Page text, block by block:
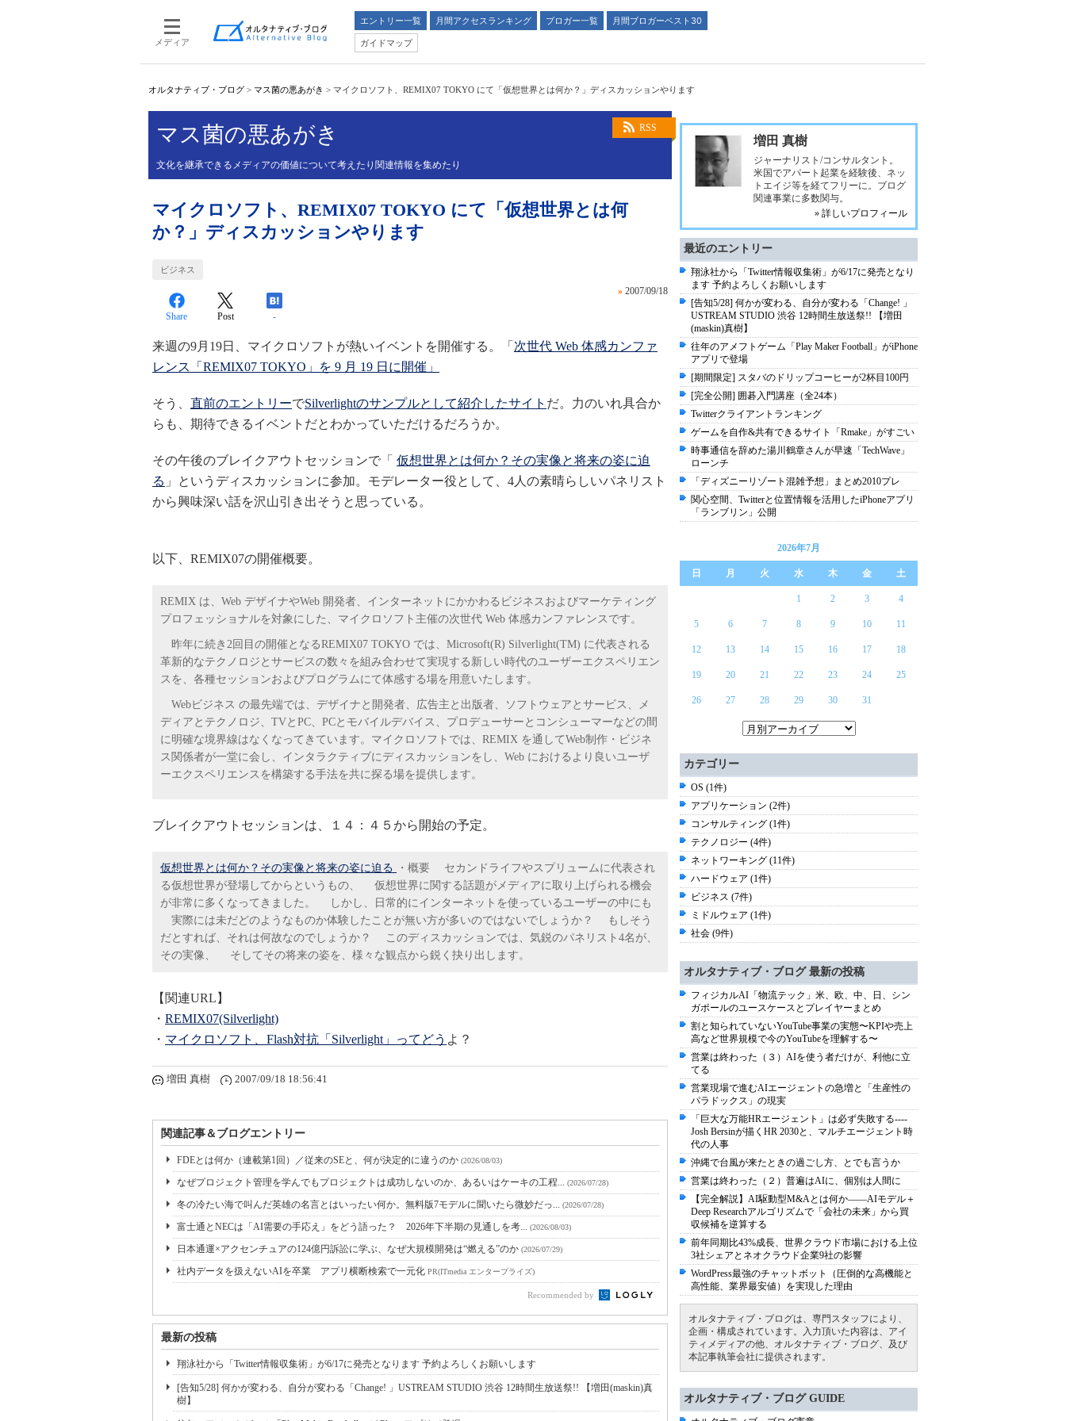
メディア
エントリー一覧 月間アクセスランキング ブロガー一覧
月間ブロガーベスト30
ガイドマップ
オルタナティブ・ブログ > マス菌の悪あがき > マイクロソフト、REMIX07 TOKYO にて「仮想世界とは何か？」ディスカッションやります
RSS
マス菌の悪あがき
文化を継承できるメディアの価値について考えたり関連情報を集めたり
マイクロソフト、REMIX07 TOKYO にて「仮想世界とは何
か？」ディスカッションやります
ビジネス
» 2007/09/18
Share Post -
来週の9月19日、マイクロソフトが熱いイベントを開催する。「 次世代 Web 体感カンファ
レンス「REMIX07 TOKYO」を 9 月 19 日に開催」
そう、 直前のエントリーでSilverlightのサンプルとして紹介したサイト だ。力のいれ具合か
らも、期待できるイベントだとわかっていただけるだろうか。
その午後のブレイクアウトセッションで「 仮想世界とは何か？その実像と将来の姿に迫
る 」というディスカッションに参加。モデレーター役として、4人の素晴らしいパネリスト
から興味深い話を沢山引き出そうと思っている。
以下、REMIX07の開催概要。
REMIX は、Web デザイナやWeb 開発者、インターネットにかかわるビジネスおよびマーケティング
プロフェッショナルを対象にした、マイクロソフト主催の次世代 Web 体感カンファレンスです。
昨年に続き2回目の開催となるREMIX07 TOKYO では、Microsoft(R) Silverlight(TM) に代表される
革新的なテクノロジとサービスの数々を組み合わせて実現する新しい時代のユーザーエクスペリエン
スを、各種セッションおよびプログラムにて体感する場を用意いたします。
Webビジネス の最先端では、デザイナと開発者、広告主と出版者、ソフトウェアとサービス、メ
ディアとテクノロジ、TVとPC、PCとモバイルデバイス、プロデューサーとコンシューマーなどの間
に明確な境界線はなくなってきています。マイクロソフトでは、REMIX を通してWeb制作・ビジネ
ス関係者が一堂に会し、インタラクティブにディスカッションをし、Web におけるより良いユーザ
ーエクスペリエンスを構築する手法を共に探る場を提供します。
ブレイクアウトセッションは、１４：４５から開始の予定。
仮想世界とは何か？その実像と将来の姿に迫る
・概要 セカンドライフやスプリュームに代表され
る仮想世界が登場してからというもの、 仮想世界に関する話題がメディアに取り上げられる機会
が非常に多くなってきました。 しかし、日常的にインターネットを使っているユーザーの中にも
実際には未だどのようなものか体験したことが無い方が多いのではないでしょうか？ もしそう
だとすれば、それは何故なのでしょうか？ このディスカッションでは、気鋭のパネリスト4名が、
その実像、 そしてその将来の姿を、様々な観点から鋭く抉り出します。
【関連URL】
・ REMIX07(Silverlight)
・ マイクロソフト、Flash対抗「Silverlight」ってどう よ？
増田 真樹 2007/09/18 18:56:41
関連記事＆ブログエントリー
FDEとは何か（連載第1回）／従来のSEと、何が決定的に違うのか (2026/08/03)
なぜプロジェクト管理を学んでもプロジェクトは成功しないのか、あるいはケーキの工程... (2026/07/28)
冬の冷たい海で叫んだ英雄の名言とはいったい何か。無料版7モデルに聞いたら微妙だっ... (2026/07/28)
富士通とNECは「AI需要の手応え」をどう語った？ 2026年下半期の見通しを考... (2026/08/03)
日本通運×アクセンチュアの124億円訴訟に学ぶ、なぜ大規模開発は“燃える”のか (2026/07/29)
社内データを扱えないAIを卒業 アプリ横断検索で一元化 PR(ITmedia エンタープライズ)
Recommended by
最新の投稿
翔泳社から「Twitter情報収集術」が6/17に発売となります 予約よろしくお願いします
[告知5/28] 何かが変わる、自分が変わる「Change! 」USTREAM STUDIO 渋谷 12時間生放送祭!! 【増田(maskin)真
樹】
増田 真樹
ジャーナリスト/コンサルタント。
米国でアパート起業を経験後、ネッ
トエイジ等を経てフリーに。ブログ
関連事業に多数関与。
» 詳しいプロフィール
最近のエントリー
翔泳社から「Twitter情報収集術」が6/17に発売となり
ます 予約よろしくお願いします
[告知5/28] 何かが変わる、自分が変わる「Change! 」
USTREAM STUDIO 渋谷 12時間生放送祭!! 【増田
(maskin)真樹】
往年のアメフトゲーム「Play Maker Football」がiPhone
アプリで登場
[期間限定] スタバのドリップコーヒーが2杯目100円
[完全公開] 囲碁入門講座（全24本）
Twitterクライアントランキング
ゲームを自作&共有できるサイト「Rmake」がすごい
時事通信を辞めた湯川鶴章さんが早速「TechWave」
ローンチ
「ディズニーリゾート混雑予想」まとめ2010プレ
関心空間、Twitterと位置情報を活用したiPhoneアプリ
「ランブリン」公開
2026年7月
日 月 火 水 木 金 土
1 2 3 4
5 6 7 8 9 10 11
12 13 14 15 16 17 18
19 20 21 22 23 24 25
26 27 28 29 30 31
カテゴリー
OS (1件)
アプリケーション (2件)
コンサルティング (1件)
テクノロジー (4件)
ネットワーキング (11件)
ハードウェア (1件)
ビジネス (7件)
ミドルウェア (1件)
社会 (9件)
オルタナティブ・ブログ 最新の投稿
フィジカルAI「物流テック」米、欧、中、日、シン
ガポールのユースケースとプレイヤーまとめ
割と知られていないYouTube事業の実態〜KPIや売上
高など世界規模で今のYouTubeを理解する〜
営業は終わった（３）AIを使う者だけが、利他に立
てる
営業現場で進むAIエージェントの急増と「生産性の
パラドックス」の現実
「巨大な万能HRエージェント」は必ず失敗する----
Josh Bersinが描くHR 2030と、マルチエージェント時
代の人事
沖縄で台風が来たときの過ごし方、とでも言うか
営業は終わった（２）普遍はAIに、個別は人間に
【完全解説】AI駆動型M&Aとは何か――AIモデル＋
Deep Researchアルゴリズムで「会社の未来」から買
収候補を逆算する
前年同期比43%成長、世界クラウド市場における上位
3社シェアとネオクラウド企業9社の影響
WordPress最強のチャットボット（圧倒的な高機能と
高性能、業界最安値）を実現した理由
オルタナティブ・ブログは、専門スタッフにより、
企画・構成されています。入力頂いた内容は、アイ
ティメディアの他、オルタナティブ・ブログ、及び
本記事執筆会社に提供されます。
オルタナティブ・ブログ GUIDE